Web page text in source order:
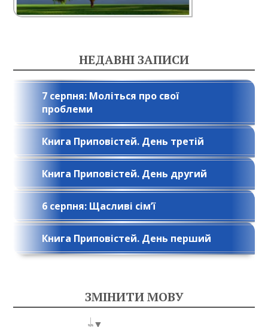
НЕДАВНІ ЗАПИСИ
7 серпня: Моліться про свої
проблеми
Книга Приповістей. День третій
Книга Приповістей. День другий
6 серпня: Щасливі сім’ї
Книга Приповістей. День перший
ЗМІНИТИ МОВУ
Select Language ▼